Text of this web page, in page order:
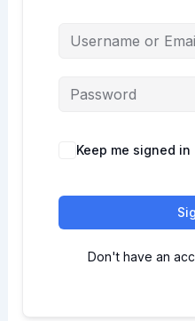
Keep me signed in
Don't have an